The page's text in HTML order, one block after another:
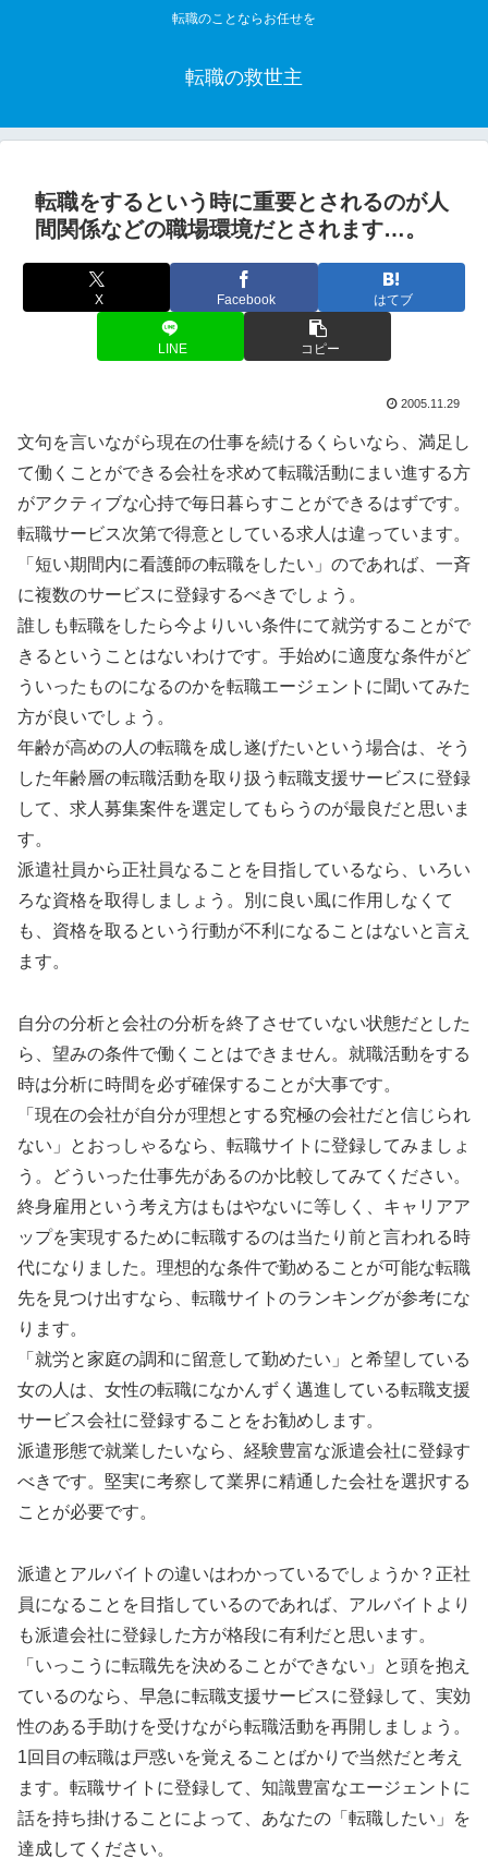
転職のことならお任せを
転職の救世主
転職をするという時に重要とされるのが人
間関係などの職場環境だとされます…。
X Facebook はてブ
LINE コピー
2005.11.29
文句を言いながら現在の仕事を続けるくらいなら、満足し
て働くことができる会社を求めて転職活動にまい進する方
がアクティブな心持で毎日暮らすことができるはずです。
転職サービス次第で得意としている求人は違っています。
「短い期間内に看護師の転職をしたい」のであれば、一斉
に複数のサービスに登録するべきでしょう。
誰しも転職をしたら今よりいい条件にて就労することがで
きるということはないわけです。手始めに適度な条件がど
ういったものになるのかを転職エージェントに聞いてみた
方が良いでしょう。
年齢が高めの人の転職を成し遂げたいという場合は、そう
した年齢層の転職活動を取り扱う転職支援サービスに登録
して、求人募集案件を選定してもらうのが最良だと思いま
す。
派遣社員から正社員なることを目指しているなら、いろい
ろな資格を取得しましょう。別に良い風に作用しなくて
も、資格を取るという行動が不利になることはないと言え
ます。
自分の分析と会社の分析を終了させていない状態だとした
ら、望みの条件で働くことはできません。就職活動をする
時は分析に時間を必ず確保することが大事です。
「現在の会社が自分が理想とする究極の会社だと信じられ
ない」とおっしゃるなら、転職サイトに登録してみましょ
う。どういった仕事先があるのか比較してみてください。
終身雇用という考え方はもはやないに等しく、キャリアア
ップを実現するために転職するのは当たり前と言われる時
代になりました。理想的な条件で勤めることが可能な転職
先を見つけ出すなら、転職サイトのランキングが参考にな
ります。
「就労と家庭の調和に留意して勤めたい」と希望している
女の人は、女性の転職になかんずく邁進している転職支援
サービス会社に登録することをお勧めします。
派遣形態で就業したいなら、経験豊富な派遣会社に登録す
べきです。堅実に考察して業界に精通した会社を選択する
ことが必要です。
派遣とアルバイトの違いはわかっているでしょうか？正社
員になることを目指しているのであれば、アルバイトより
も派遣会社に登録した方が格段に有利だと思います。
「いっこうに転職先を決めることができない」と頭を抱え
ているのなら、早急に転職支援サービスに登録して、実効
性のある手助けを受けながら転職活動を再開しましょう。
1回目の転職は戸惑いを覚えることばかりで当然だと考え
ます。転職サイトに登録して、知識豊富なエージェントに
話を持ち掛けることによって、あなたの「転職したい」を
達成してください。